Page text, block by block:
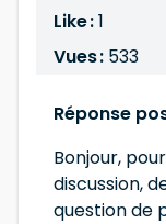
Like :1
Vues : 533
Réponse
Bonjour,
discussion,
question de